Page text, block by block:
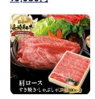
A5 ロース 黒毛和牛
和牛 すき焼き用 し
ゃぶしゃぶ用 長崎県
産 肉 国産 霜降り す
き焼き肉 すきやき肉
すき焼肉 お祝い ギ
フト 贈り物 贈答用
リブロース サーロイ
ン 牛肉